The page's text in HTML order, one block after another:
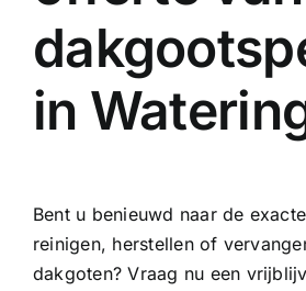
in
Bent u benieuwd naar de
reinigen, herstellen of
dakgoten? Vraag nu een